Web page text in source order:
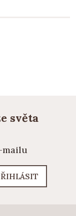
světa
mailu